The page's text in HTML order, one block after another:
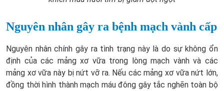
Nguyên nhân gây ra bệnh mạch vành cấp
Nguyên nhân chính gây ra tình trạng này là do sự không ổn
định của các mảng xơ vữa trong lòng mạch vành và các
mảng xơ vữa này bị nứt vỡ ra. Nếu các mảng xơ vữa nứt lớn,
đồng thời hình thành mạch máu đông gây tắc nghẽn toàn bộ